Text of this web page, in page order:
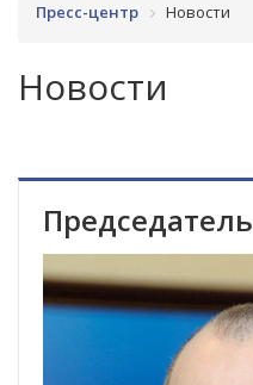
Пресс-центр Новости
Новости
Председатель